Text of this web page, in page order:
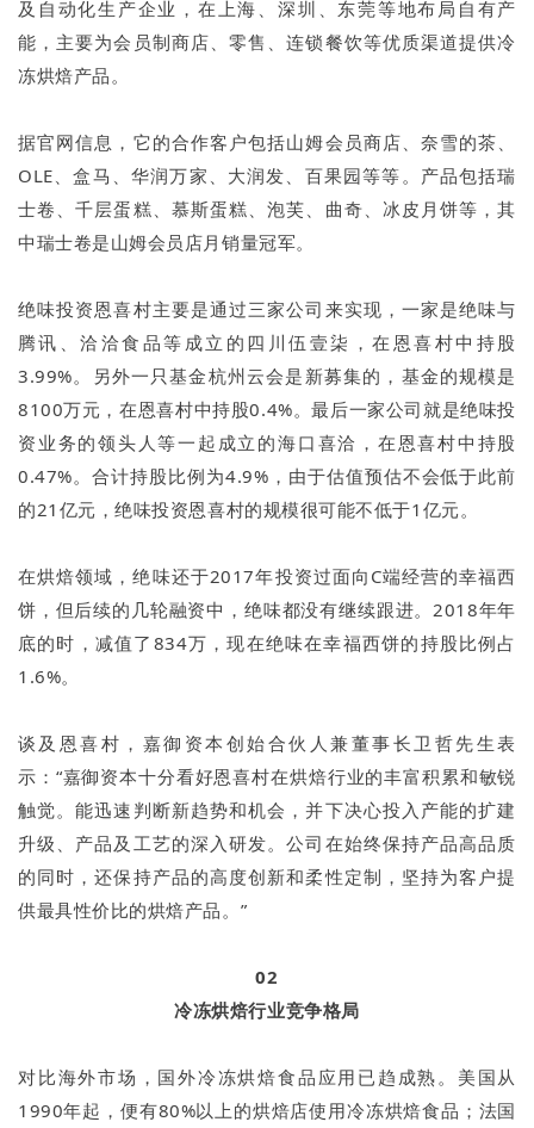
及自动化生产企业，在上海、深圳、东莞等地布局自有产
能，主要为会员制商店、零售、连锁餐饮等优质渠道提供冷
冻烘焙产品。
据官网信息，它的合作客户包括山姆会员商店、奈雪的茶、
OLE、盒马、华润万家、大润发、百果园等等。产品包括瑞
士卷、千层蛋糕、慕斯蛋糕、泡芙、曲奇、冰皮月饼等，其
中瑞士卷是山姆会员店月销量冠军。
绝味投资恩喜村主要是通过三家公司来实现，一家是绝味与
腾讯、洽洽食品等成立的四川伍壹柒，在恩喜村中持股
3.99%。另外一只基金杭州云会是新募集的，基金的规模是
8100万元，在恩喜村中持股0.4%。最后一家公司就是绝味投
资业务的领头人等一起成立的海口喜洽，在恩喜村中持股
0.47%。合计持股比例为4.9%，由于估值预估不会低于此前
的21亿元，绝味投资恩喜村的规模很可能不低于1亿元。
在烘焙领域，绝味还于2017年投资过面向C端经营的幸福西
饼，但后续的几轮融资中，绝味都没有继续跟进。2018年年
底的时，减值了834万，现在绝味在幸福西饼的持股比例占
1.6%。
谈及恩喜村，嘉御资本创始合伙人兼董事长卫哲先生表
示：“嘉御资本十分看好恩喜村在烘焙行业的丰富积累和敏锐
触觉。能迅速判断新趋势和机会，并下决心投入产能的扩建
升级、产品及工艺的深入研发。公司在始终保持产品高品质
的同时，还保持产品的高度创新和柔性定制，坚持为客户提
供最具性价比的烘焙产品。”
02
冷冻烘焙行业竞争格局
对比海外市场，国外冷冻烘焙食品应用已趋成熟。美国从
1990年起，便有80%以上的烘焙店使用冷冻烘焙食品；法国